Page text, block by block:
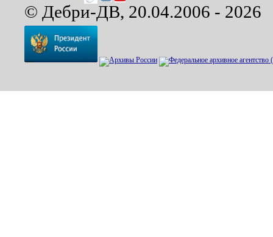
© Дебри-ДВ, 20.04.2006 - 2026